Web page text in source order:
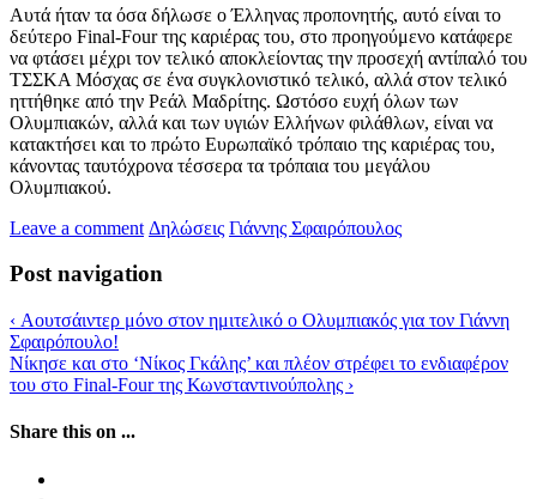
Αυτά ήταν τα όσα δήλωσε ο Έλληνας προπονητής, αυτό είναι το
δεύτερο Final-Four της καριέρας του, στο προηγούμενο κατάφερε
να φτάσει μέχρι τον τελικό αποκλείοντας την προσεχή αντίπαλό του
ΤΣΣΚΑ Μόσχας σε ένα συγκλονιστικό τελικό, αλλά στον τελικό
ηττήθηκε από την Ρεάλ Μαδρίτης. Ωστόσο ευχή όλων των
Ολυμπιακών, αλλά και των υγιών Ελλήνων φιλάθλων, είναι να
κατακτήσει και το πρώτο Ευρωπαϊκό τρόπαιο της καριέρας του,
κάνοντας ταυτόχρονα τέσσερα τα τρόπαια του μεγάλου
Ολυμπιακού.
Leave a comment Δηλώσεις Γιάννης Σφαιρόπουλος
Post navigation
‹ Αουτσάιντερ μόνο στον ημιτελικό ο Ολυμπιακός για τον Γιάννη
Σφαιρόπουλο!
Νίκησε και στο ‘Νίκος Γκάλης’ και πλέον στρέφει το ενδιαφέρον
του στο Final-Four της Κωνσταντινούπολης ›
Share this on ...